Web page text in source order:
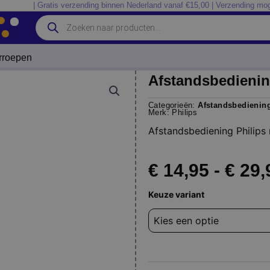
| Gratis verzending binnen Nederland vanaf €15,00 | Verzending
Producten
zoeken
Categorieën:
Merk: Philips
Afstandsbediening
€ 14,95 - €
Keuze variant
Afstandsbediening
996596001842
aantal